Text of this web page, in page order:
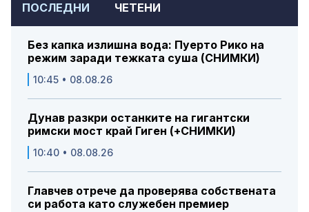
ПОСЛЕДНИ ЧЕТЕНИ
Без капка излишна вода: Пуерто Рико на
режим заради тежката суша (СНИМКИ)
10:45 • 08.08.26
Дунав разкри останките на гигантски
римски мост край Гиген (+СНИМКИ)
10:40 • 08.08.26
Главчев отрече да проверява собствената
си работа като служебен премиер